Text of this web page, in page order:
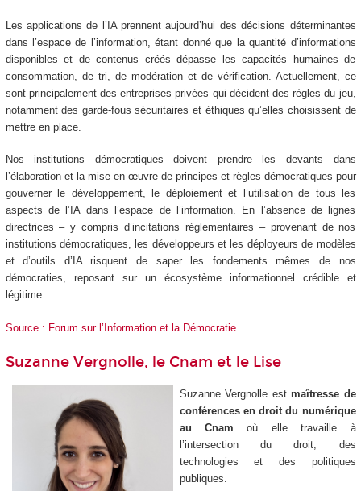
Les applications de l’IA prennent aujourd’hui des décisions déterminantes
dans l’espace de l’information, étant donné que la quantité d’informations
disponibles et de contenus créés dépasse les capacités humaines de
consommation, de tri, de modération et de vérification. Actuellement, ce
sont principalement des entreprises privées qui décident des règles du jeu,
notamment des garde-fous sécuritaires et éthiques qu’elles choisissent de
mettre en place.
Nos institutions démocratiques doivent prendre les devants dans
l’élaboration et la mise en œuvre de principes et règles démocratiques pour
gouverner le développement, le déploiement et l’utilisation de tous les
aspects de l’IA dans l’espace de l’information. En l’absence de lignes
directrices – y compris d’incitations réglementaires – provenant de nos
institutions démocratiques, les développeurs et les déployeurs de modèles
et d’outils d’IA risquent de saper les fondements mêmes de nos
démocraties, reposant sur un écosystème informationnel crédible et
légitime.
Source : Forum sur l’Information et la Démocratie
Suzanne Vergnolle, le Cnam et le Lise
Suzanne Vergnolle est maîtresse de
conférences en droit du numérique
au Cnam où elle travaille à
l’intersection du droit, des
technologies et des politiques
publiques.